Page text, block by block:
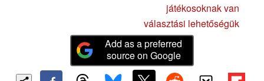
játékosoknak van
választási lehetőségük
Add as a preferred
source on Google